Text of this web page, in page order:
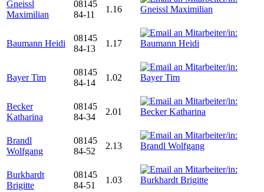
Gneissl
Maximilian
08145
84-11
1.16
Baumann Heidi
08145
84-13
1.17
Bayer Tim
08145
84-14
1.02
Becker
Katharina
08145
84-34
2.01
Brandl
Wolfgang
08145
84-52
2.13
Burkhardt
Brigitte
08145
84-51
1.03